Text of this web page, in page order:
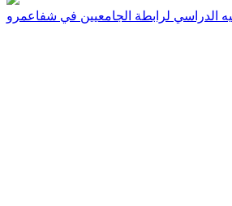
الدراسي لرابطة الجامعيين في شفاعمرو